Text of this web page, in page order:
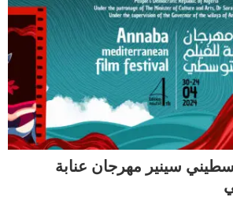
سينير مهرجان عنابة